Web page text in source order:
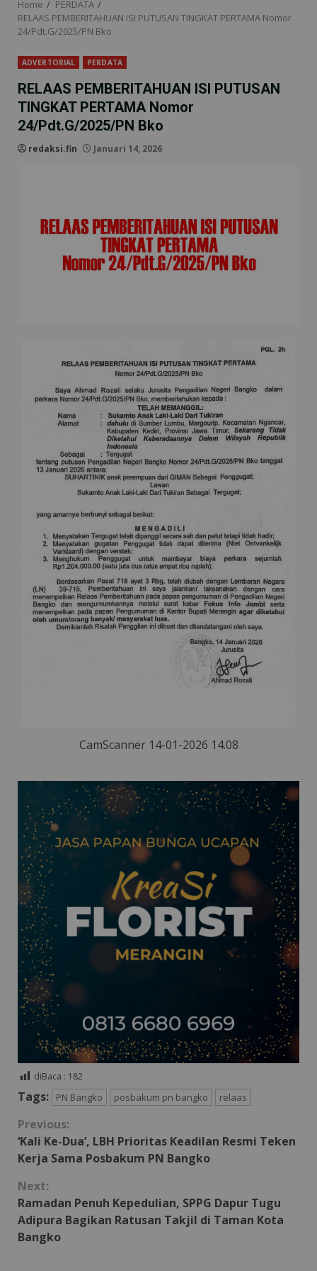
Home
PERDATA
RELAAS PEMBERITAHUAN ISI PUTUSAN TINGKAT PERTAMA Nomor
24/Pdt.G/2025/PN Bko
ADVERTORIAL PERDATA
RELAAS PEMBERITAHUAN ISI PUTUSAN
TINGKAT PERTAMA Nomor
24/Pdt.G/2025/PN Bko
redaksi.fin Januari 14, 2026
CamScanner 14-01-2026 14.08
diBaca : 182
Tags: PN Bangko posbakum pn bangko relaas
Continue
Reading
Previous:
‘Kali Ke-Dua’, LBH Prioritas Keadilan Resmi Teken
Kerja Sama Posbakum PN Bangko
Next:
Ramadan Penuh Kepedulian, SPPG Dapur Tugu
Adipura Bagikan Ratusan Takjil di Taman Kota
Bangko